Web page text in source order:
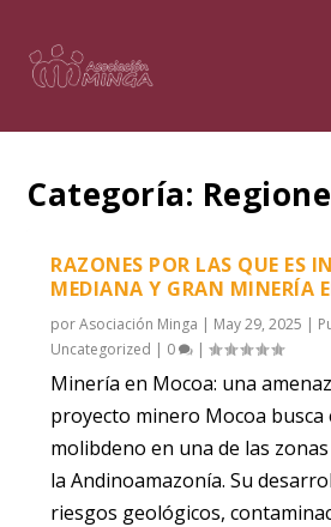
Categoría:
RAZONES POR LAS QUE ES
MEDIANA Y GRAN MINERÍA
porAsociación Minga | May 29, 2025 |
Uncategorized | 0 |
Minería en Mocoa: una
proyecto minero Mocoa
molibdeno en una de las
la Andinoamazonía. Su
riesgos geológicos,